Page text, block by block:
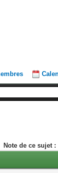
Note de ce sujet :